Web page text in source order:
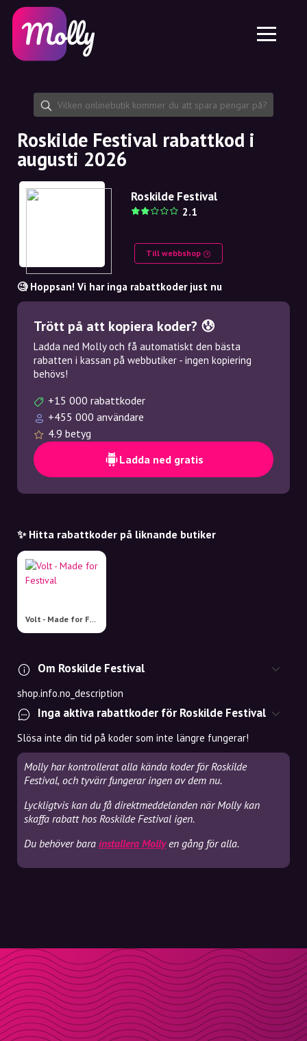
Hudvård
Hårvård
Dela rabattkod
Funktioner
Jobb
Om oss
Samarbete
Plattform
Molly till iPhone och iPad
Molly till Android
SE
EN
SE
NO
DE
Roskilde Festival rabattkod i
augusti 2026
Roskilde Festival
2.1
Till webbshop
🧐 Hoppsan! Vi har inga rabattkoder just nu
Trött på att kopiera koder? 😰
Ladda ned Molly och få automatiskt den bästa
rabatten i kassan på webbutiker - ingen kopiering
behövs!
+15 000 rabattkoder
+455 000 användare
4.9 betyg
Ladda ned gratis
✨ Hitta rabattkoder på liknande butiker
Volt - Made for Festival
Om Roskilde Festival
shop.info.no_description
Inga aktiva rabattkoder för Roskilde Festival
Slösa inte din tid på koder som inte längre fungerar!
Molly har kontrollerat alla kända koder för Roskilde
Festival, och tyvärr fungerar ingen av dem nu.
Lyckligtvis kan du få direktmeddelanden när Molly kan
skaffa rabatt hos Roskilde Festival igen.
Du behöver bara installera Mollyen gång för alla.